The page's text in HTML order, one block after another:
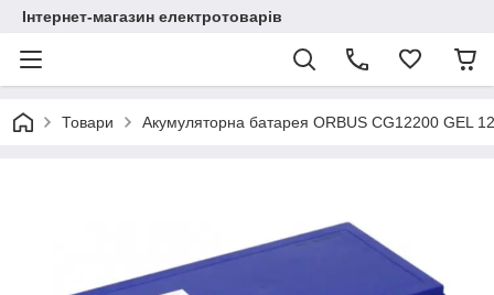
Інтернет-магазин електротоварів
Товари Акумуляторна батарея ORBUS CG12200 GEL